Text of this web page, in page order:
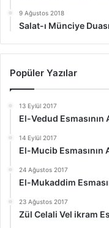
9 Ağustos 2018
Salat-ı Münciye
Popüler Yazılar
13 Eylül 2017
El-Vedud Esmasının
14 Eylül 2017
El-Mucib Esmasının
24 Ağustos 2017
El-Mukaddim
23 Ağustos 2017
Zül Celali Vel ikram